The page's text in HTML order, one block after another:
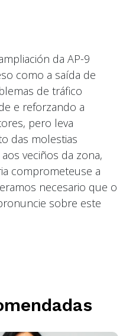
da AP-9
como a saída de
de tráfico
e reforzando a
pero leva
das molestias
veciños da zona,
comprometeuse a
necesario que o
sobre este